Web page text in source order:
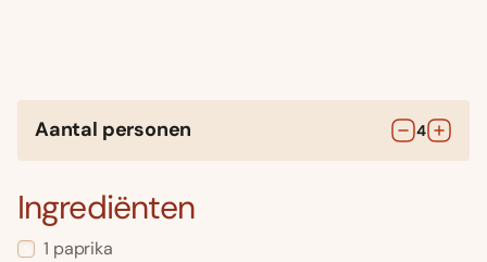
Aantal personen 4
Ingrediënten
1 paprika